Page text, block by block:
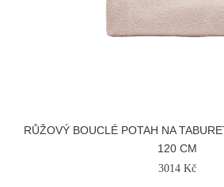
RŮŽOVÝ BOUCLÉ POTAH NA
120 CM
3014 Kč